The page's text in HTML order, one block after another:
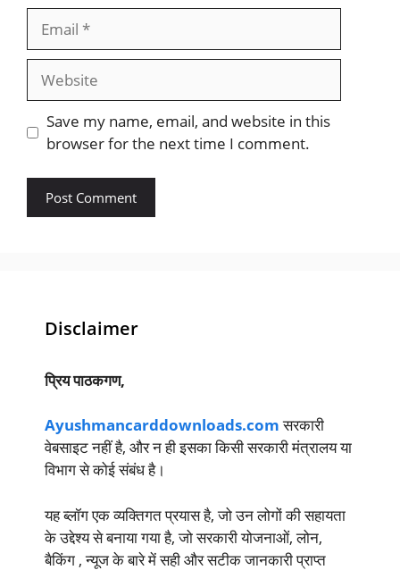
Website
Save my name, email, and website in this
browser for the next time I comment.
Disclaimer
प्रिय पाठकगण,
Ayushmancarddownloads.comसरकारी
वेबसाइट नहीं है, और न ही इसका किसी सरकारी मंत्रालय या
विभाग से कोई संबंध है।
यह ब्लॉग एक व्यक्तिगत प्रयास है, जो उन लोगों की सहायता
के उद्देश्य से बनाया गया है, जो सरकारी योजनाओं, लोन,
बैकिंग , न्यूज के बारे में सही और सटीक जानकारी प्राप्त